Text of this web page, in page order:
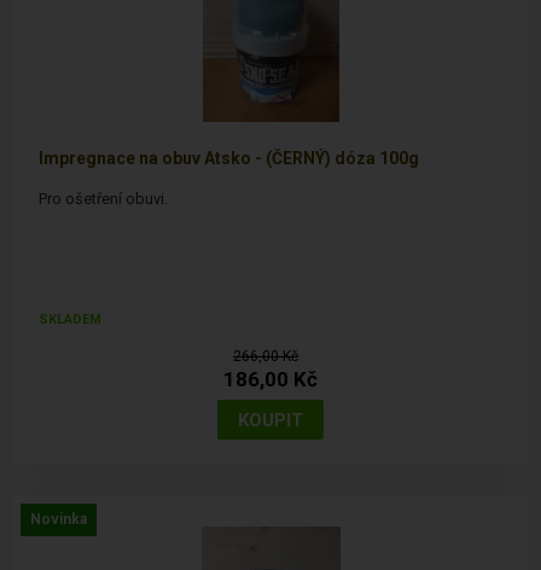
Impregnace na obuv Atsko - (ČERNÝ) dóza 100g
Pro ošetření obuvi.
SKLADEM
266,00 Kč
186,00 Kč
Novinka